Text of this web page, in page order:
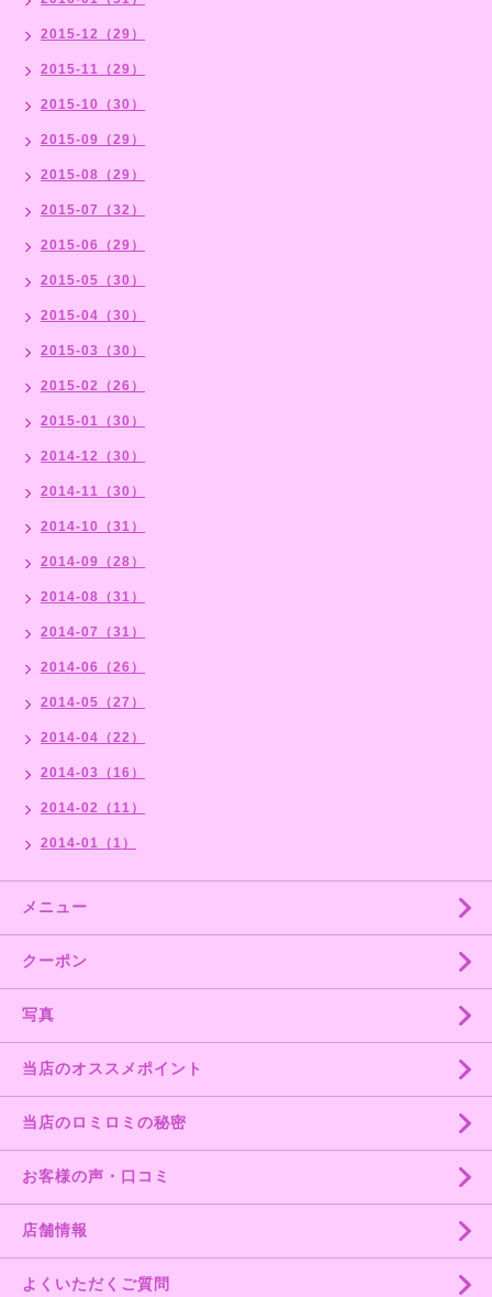
2015-12（29）
2015-11（29）
2015-10（30）
2015-09（29）
2015-08（29）
2015-07（32）
2015-06（29）
2015-05（30）
2015-04（30）
2015-03（30）
2015-02（26）
2015-01（30）
2014-12（30）
2014-11（30）
2014-10（31）
2014-09（28）
2014-08（31）
2014-07（31）
2014-06（26）
2014-05（27）
2014-04（22）
2014-03（16）
2014-02（11）
2014-01（1）
メニュー
クーポン
写真
当店のオススメポイント
当店のロミロミの秘密
お客様の声・口コミ
店舗情報
よくいただくご質問